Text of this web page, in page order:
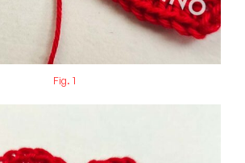
Fig. 1